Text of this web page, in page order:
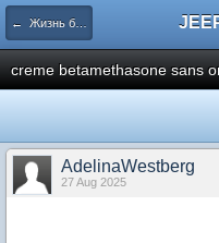
← Жизнь белорусского Jeep клуба
creme betamethasone sans
AdelinaWestberg
27 Aug 2025